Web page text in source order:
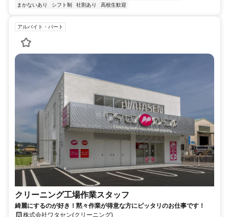
まかないあり
シフト制 社割あり 高校生歓迎
アルバイト・パート
クリーニング工場作業スタッフ
綺麗にするのが好き！黙々作業が得意な方にピッタリのお仕事です！
株式会社ワタセン(クリーニング)